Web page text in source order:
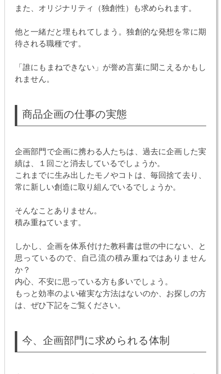
また、オリジナリティ（独創性）も求められます。
他と一緒だと埋もれてしまう。独創的な発想を常に期
待される職種です。
「誰にもまねできない」が誉め言葉に聞こえるかもし
れません。
商品企画の仕事の実態
企画部門で企画に携わる人たちは、過去に企画した実
績は、１回ごと消去しているでしょうか。
これまでに生み出したモノやコトは、毎回捨て去り、
常に新しい創造に取り組んでいるでしょうか。
そんなことありません。
積み重ねています。
しかし、企画を体系付けた教科書は世の中にない、と
思っているので、自己流の積み重ねではありません
か？
内心、不安に思っている方も多いでしょう。
もっと効率のよい確実な方法はないのか、お探しの方
は、ぜひ下記をご覧ください。
今、企画部門に求められる体制